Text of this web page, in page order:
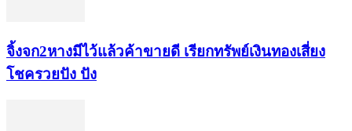
จิ้งจก​2​หาง​มีไว้แล้ว​ค้าขาย​ดี​ เรียก​ทรัพย์เงินทอง​เสี่ยง
โชค​รวยปัง​ ปัง​